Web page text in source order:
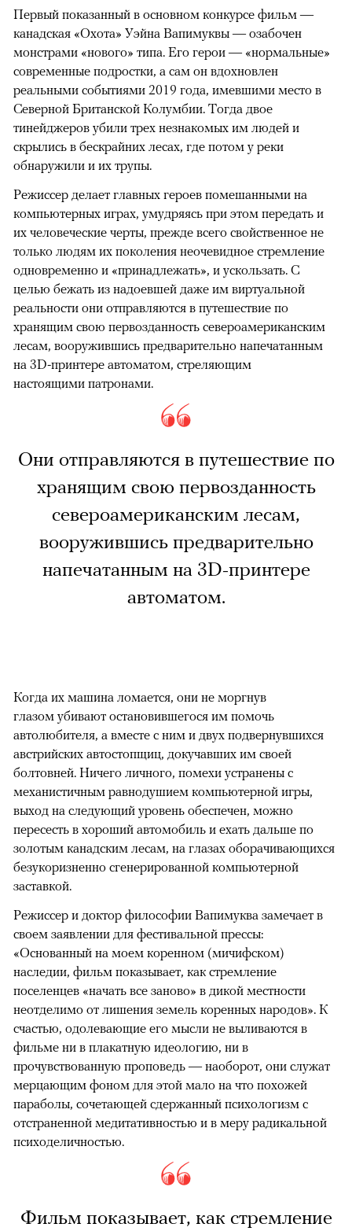
Первый показанный в основном конкурсе фильм —
канадская «Охота» Уэйна Вапимуквы — озабочен
монстрами «нового» типа. Его герои — «нормальные»
современные подростки, а сам он вдохновлен
реальными событиями 2019 года, имевшими место в
Северной Британской Колумбии. Тогда двое
тинейджеров убили трех незнакомых им людей и
скрылись в бескрайних лесах, где потом у реки
обнаружили и их трупы.
Режиссер делает главных героев помешанными на
компьютерных играх, умудряясь при этом передать и
их человеческие черты, прежде всего свойственное не
только людям их поколения неочевидное стремление
одновременно и «принадлежать», и ускользать. С
целью бежать из надоевшей даже им виртуальной
реальности они отправляются в путешествие по
хранящим свою первозданность североамериканским
лесам, вооружившись предварительно напечатанным
на 3D-принтере автоматом, стреляющим
настоящими патронами.
Они отправляются в путешествие по
хранящим свою первозданность
североамериканским лесам,
вооружившись предварительно
напечатанным на 3D-принтере
автоматом.
Когда их машина ломается, они не моргнув
глазом убивают остановившегося им помочь
автолюбителя, а вместе с ним и двух подвернувшихся
австрийских автостопщиц, докучавших им своей
болтовней. Ничего личного, помехи устранены с
механистичным равнодушием компьютерной игры,
выход на следующий уровень обеспечен, можно
пересесть в хороший автомобиль и ехать дальше по
золотым канадским лесам, на глазах оборачивающихся
безукоризненно сгенерированной компьютерной
заставкой.
Режиссер и доктор философии Вапимуква замечает в
своем заявлении для фестивальной прессы:
«Основанный на моем коренном (мичифском)
наследии, фильм показывает, как стремление
поселенцев «начать все заново» в дикой местности
неотделимо от лишения земель коренных народов». К
счастью, одолевающие его мысли не выливаются в
фильме ни в плакатную идеологию, ни в
прочувствованную проповедь — наоборот, они служат
мерцающим фоном для этой мало на что похожей
параболы, сочетающей сдержанный психологизм с
отстраненной медитативностью и в меру радикальной
психоделичностью.
Фильм показывает, как стремление